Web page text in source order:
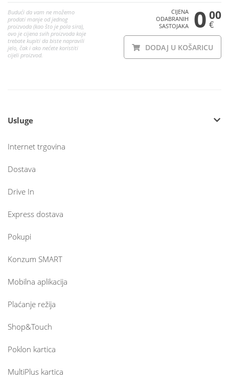
Budući da vam ne možemo
prodati manje od jednog
proizvoda (kao što je pola sira),
ovo je cijena svih proizvoda koje
trebate kupiti da biste napravili
jelo, čak i ako nećete koristiti
cijeli proizvod.
CIJENA
ODABRANIH
SASTOJAKA
0 00
€
DODAJ U KOŠARICU
Usluge
Internet trgovina
Dostava
Drive In
Express dostava
Pokupi
Konzum SMART
Mobilna aplikacija
Plaćanje režija
Shop&Touch
Poklon kartica
MultiPlus kartica